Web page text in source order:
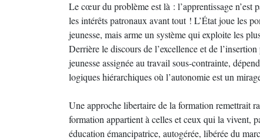
Le cœur du problème est là : l’apprentissage n’est
les intérêts patronaux avant tout ! L’État joue les
jeunesse, mais arme un système qui exploite les
Derrière le discours de l’excellence et de
jeunesse assignée au travail sous-contrainte,
logiques hiérarchiques où l’autonomie est un
Une approche libertaire de la formation remettrait
formation appartient à celles et ceux qui la vivent,
éducation émancipatrice, autogérée, libérée du